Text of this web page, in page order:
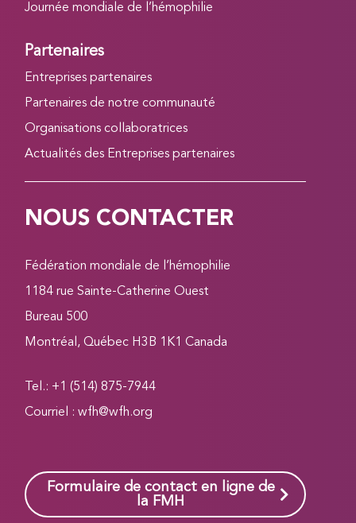
Journée mondiale de l’hémophilie
Partenaires
Entreprises partenaires
Partenaires de notre communauté
Organisations collaboratrices
Actualités des Entreprises partenaires
NOUS CONTACTER
Fédération mondiale de l’hémophilie
1184 rue Sainte-Catherine Ouest
Bureau 500
Montréal, Québec H3B 1K1 Canada
Tel.: +1 (514) 875-7944
Courriel :wfh@wfh.org
Formulaire de contact en ligne de
la FMH